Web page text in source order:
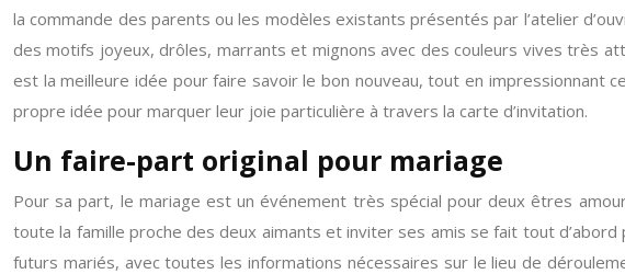
la commande des parents ou les modèles existants présentés par l’atelier
des motifs joyeux, drôles, marrants et mignons avec des couleurs vives très
est la meilleure idée pour faire savoir le bon nouveau, tout en impressionnant
propre idée pour marquer leur joie particulière à travers la carte d’invitation.
Un faire-part original pour mariage
Pour sa part, le mariage est un événement très spécial pour deux êtres
toute la famille proche des deux aimants et inviter ses amis se fait tout d’abord
futurs mariés, avec toutes les informations nécessaires sur le lieu de